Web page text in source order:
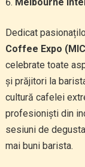
Dedicat
Coffee Expo
celebrate toate
și prăjitori la
cultură cafelei
profesioniști din
sesiuni de
mai buni barista.